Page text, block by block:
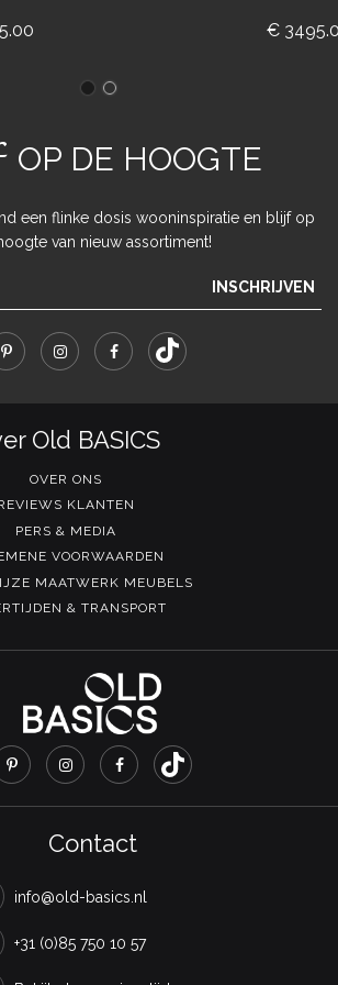
€
OP DE HOOGTE
een flinke dosis wooninspiratie en blijf op
van nieuw assortiment!
INSCHRIJVEN
Old BASICS
OVER ONS
KLANTEN
PERS & MEDIA
VOORWAARDEN
MAATWERK MEUBELS
& TRANSPORT
Contact
info@old-basics.nl
+31 (0)85 750 10 57